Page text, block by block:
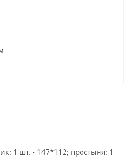
1 шт. - 147*112; простыня: 1